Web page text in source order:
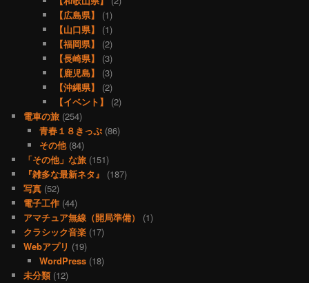
【広島県】
(1)
【山口県】
(1)
【福岡県】
(2)
【長崎県】
(3)
【鹿児島】
(3)
【沖縄県】
(2)
【イベント】
(2)
電車の旅 (254)
青春１８きっぷ(86)
その他(84)
「その他」な旅 (151)
『雑多な最新ネタ』
(187)
写真 (52)
電子工作 (44)
アマチュア無線（開局準備）
(1)
クラシック音楽 (17)
Webアプリ (19)
WordPress(18)
未分類(12)